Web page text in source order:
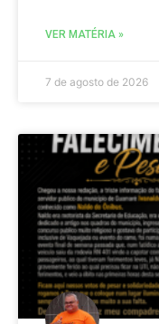
VER MATÉRIA »
7 de agosto de 2026